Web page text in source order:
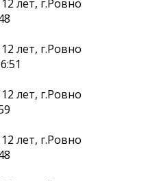
лет, г.Ровно
лет, г.Ровно
лет, г.Ровно
лет, г.Ровно